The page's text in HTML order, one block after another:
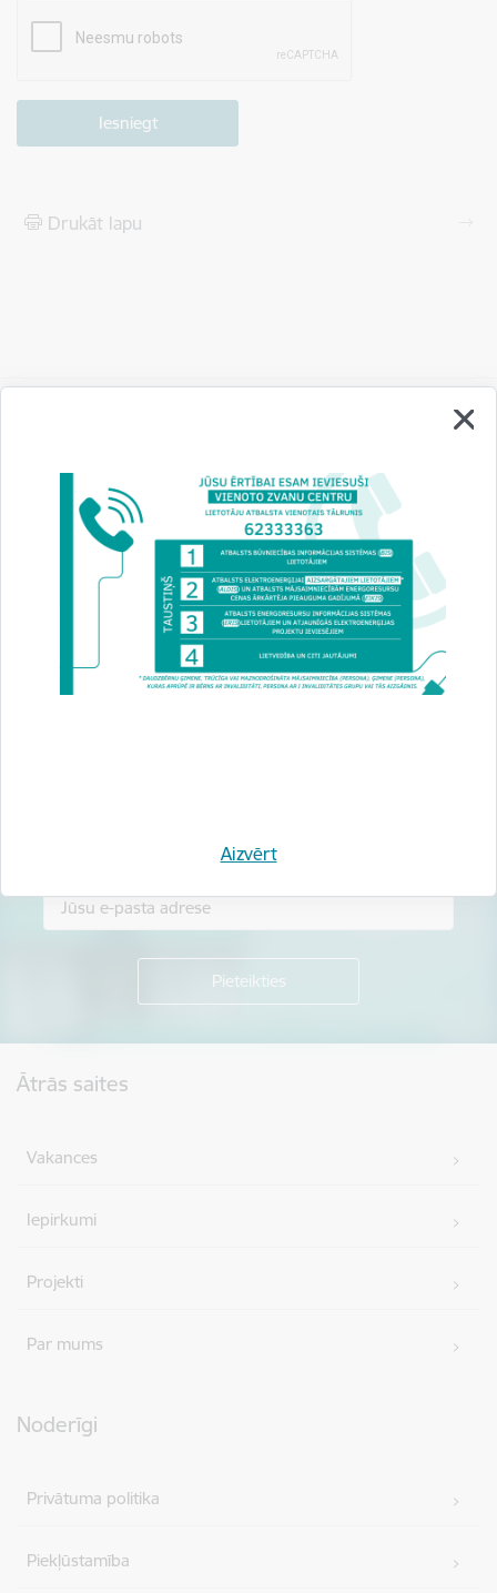
Aizvērt
Drukāt lapu
Vai šī informācija bija noderīga?
Sniegt atsauksmi
Piesakies jaunumu saņemšanai savā e-pastā.
Ātrās saites
Vakances
Iepirkumi
Projekti
Par mums
Noderīgi
Privātuma politika
Piekļūstamība